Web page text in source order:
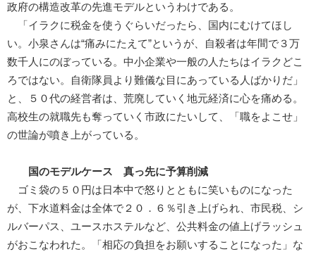
政府の構造改革の先進モデルというわけである。
「イラクに税金を使うぐらいだったら、国内にむけてほし
い。小泉さんは“痛みにたえて”というが、自殺者は年間で３万
数千人にのぼっている。中小企業や一般の人たちはイラクどこ
ろではない。自衛隊員より難儀な目にあっている人ばかりだ」
と、５０代の経営者は、荒廃していく地元経済に心を痛める。
高校生の就職先も奪っていく市政にたいして、「職をよこせ」
の世論が噴き上がっている。
国のモデルケース 真っ先に予算削減
ゴミ袋の５０円は日本中で怒りとともに笑いものになった
が、下水道料金は全体で２０．６％引き上げられ、市民税、シ
ルバーパス、ユースホステルなど、公共料金の値上げラッシュ
がおこなわれた。「相応の負担をお願いすることになった」な